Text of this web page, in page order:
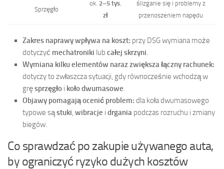
Sprzęgło
ok. 2–5 tys.
zł
ślizganie się i problemy z
przenoszeniem napędu
Zakres naprawy wpływa na koszt: przy DSG wymiana może
dotyczyć mechatroniki lub całej skrzyni.
Wymiana kilku elementów naraz zwiększa łączny rachunek:
dotyczy to zwłaszcza sytuacji, gdy równocześnie wchodzą w
gręsprzęgło i koło dwumasowe.
Objawy pomagają ocenić problem: dla koła dwumasowego
typowe sąstuki, wibracje i drgania podczas rozruchu i zmiany
biegów.
Co sprawdzać po zakupie używanego auta,
by ograniczyć ryzyko dużych kosztów